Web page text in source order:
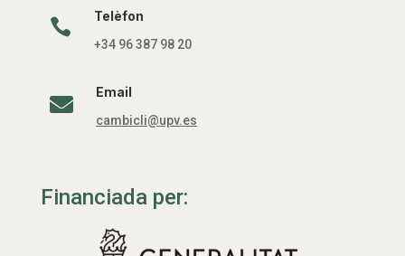
 Telèfon
+34 96 387 98 20

Email
cambicli@upv.es
Financiada per: